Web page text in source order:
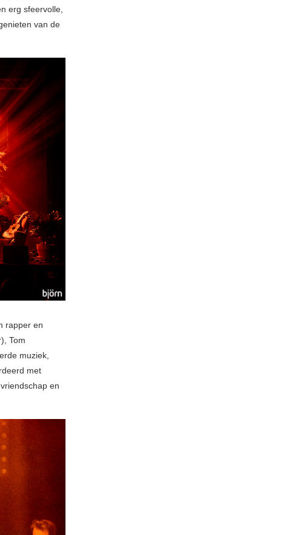
erg sfeervolle,
van de
rapper en
Tom
muziek,
met
en